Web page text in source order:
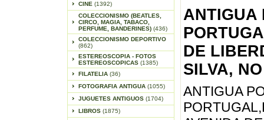
CINE (1392)
COLECCIONISMO (BEATLES,
CIRCO, MAGIA, TABACO,
PERFUME, BANDERINES) (436)
COLECCIONISMO DEPORTIVO
(862)
ESTEREOSCOPIA - FOTOS
ESTEREOSCOPICAS (1385)
FILATELIA (36)
FOTOGRAFIA ANTIGUA (1055)
JUGUETES ANTIGUOS (1704)
LIBROS (1875)
ANTIGUA
DE
SILVA,
ANTIGUA